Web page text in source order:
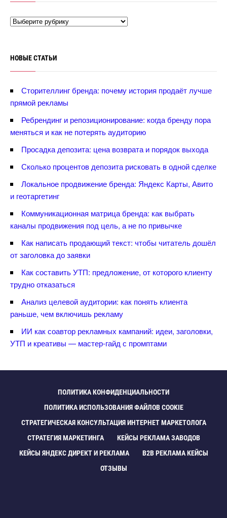
НОВЫЕ СТАТЬИ
Сторителлинг бренда: почему история продаёт лучше
прямой рекламы
Ребрендинг и репозиционирование: когда бренду пора
меняться и как не потерять аудиторию
Просадка депозита: цена возврата и порядок выхода
Сколько процентов депозита рисковать в одной сделке
Локальное продвижение бренда: Яндекс Карты, Авито
и геотаргетин
Коммуникационная матрица бренда: как выбрать
каналы продвижения под цель, а не по привычке
Как написать продающий текст: чтобы читатель дошёл
от заголовка до заявки
Как составить УТП: предложение, от которого клиенту
трудно отказаться
Анализ целевой аудитории: как понять клиента
раньше, чем включишь рекламу
ИИ как соавтор рекламных кампаний: идеи, заголовки,
УТП и креативы — мастер-гайд с промптами
ПОЛИТИКА КОНФИДЕНЦИАЛЬНОСТИ
ПОЛИТИКА ИСПОЛЬЗОВАНИЯ ФАЙЛОВ COOKIE
СТРАТЕГИЧЕСКАЯ КОНСУЛЬТАЦИЯ ИНТЕРНЕТ МАРКЕТОЛОГА
СТРАТЕГИЯ МАРКЕТИНГА
КЕЙСЫ РЕКЛАМА ЗАВОДО
КЕЙСЫ ЯНДЕКС ДИРЕКТ И РЕКЛАМА
B2B РЕКЛАМА КЕЙСЫ
ОТЗЫВЫ